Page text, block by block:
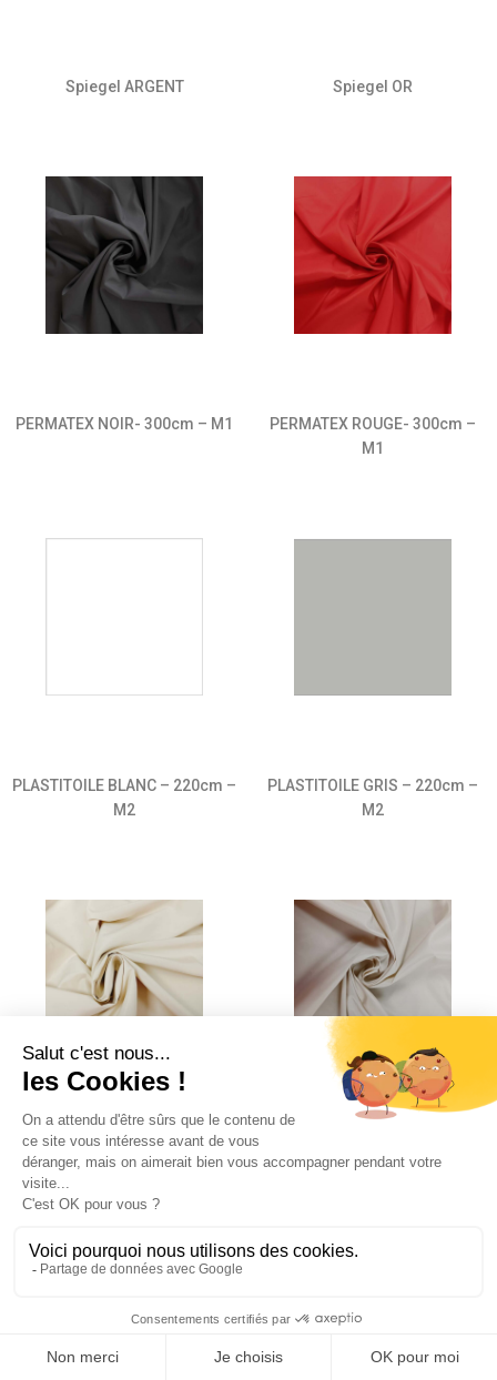
Spiegel ARGENT Spiegel OR
PERMATEX NOIR- 300cm – M1
PERMATEX ROUGE- 300cm –
M1
PLASTITOILE BLANC – 220cm –
M2
PLASTITOILE GRIS – 220cm –
M2
PERMATEX ECRU – 300cm – M1
–